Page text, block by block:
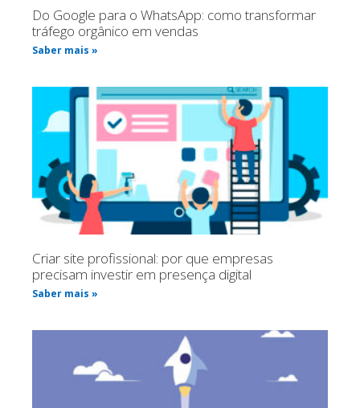
Do Google para o WhatsApp: como transformar
tráfego orgânico em vendas
Saber mais »
Criar site profissional: por que empresas
precisam investir em presença digital
Saber mais »